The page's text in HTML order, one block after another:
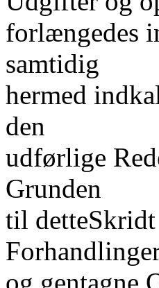
forlængedes
samtidig
hermed
den
udførlige
Grunden
til